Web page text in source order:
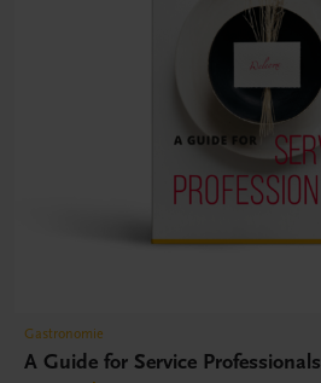
Gastronomie
A Guide for Service Professionals